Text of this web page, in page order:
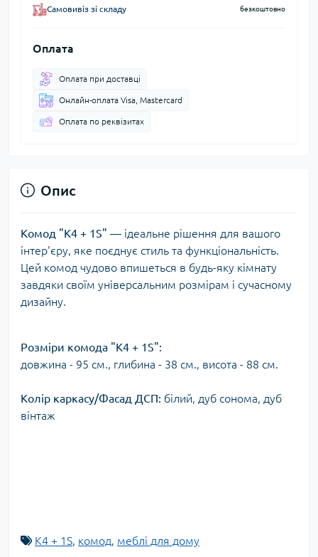
Самовивіз зі складу безкоштовно
Оплата
Оплата при доставці
Онлайн-оплата Visa, Mastercard
Оплата по реквізитах
Опис
Комод "К4 + 1S" — ідеальне рішення для вашого
інтер'єру, яке поєднує стиль та функціональність.
Цей комод чудово впишеться в будь-яку кімнату
завдяки своїм універсальним розмірам і сучасному
дизайну.
Розміри комода "К4 + 1S":
довжина - 95 см., глибина - 38 см., висота - 88 см.
Колір каркасу/Фасад ДСП: білий, дуб сонома, дуб
вінтаж
К4 + 1S комод меблі для дому